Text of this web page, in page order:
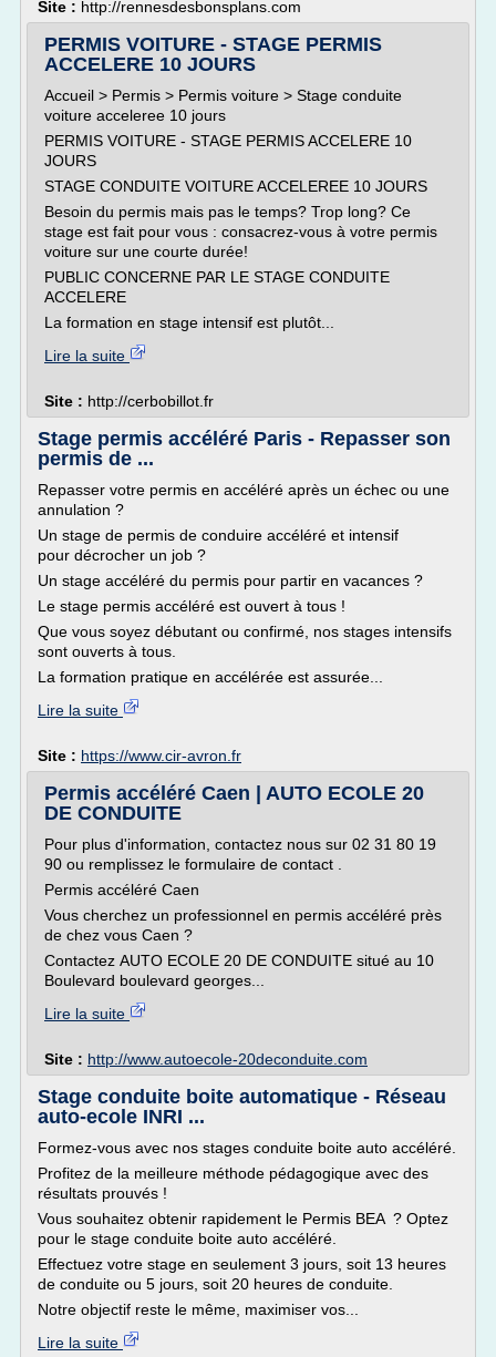
Site : http://rennesdesbonsplans.com
PERMIS VOITURE - STAGE PERMIS
ACCELERE 10 JOURS
Accueil > Permis > Permis voiture > Stage conduite
voiture acceleree 10 jours
PERMIS VOITURE - STAGE PERMIS ACCELERE 10
JOURS
STAGE CONDUITE VOITURE ACCELEREE 10 JOURS
Besoin du permis mais pas le temps? Trop long? Ce
stage est fait pour vous : consacrez-vous à votre permis
voiture sur une courte durée!
PUBLIC CONCERNE PAR LE STAGE CONDUITE
ACCELERE
La formation en stage intensif est plutôt...
Lire la suite
Site : http://cerbobillot.fr
Stage permis accéléré Paris - Repasser son
permis de ...
Repasser votre permis en accéléré après un échec ou une
annulation ?
Un stage de permis de conduire accéléré et intensif
pour décrocher un job ?
Un stage accéléré du permis pour partir en vacances ?
Le stage permis accéléré est ouvert à tous !
Que vous soyez débutant ou confirmé, nos stages intensifs
sont ouverts à tous.
La formation pratique en accélérée est assurée...
Lire la suite
Site : https://www.cir-avron.fr
Permis accéléré Caen | AUTO ECOLE 20
DE CONDUITE
Pour plus d'information, contactez nous sur 02 31 80 19
90 ou remplissez le formulaire de contact .
Permis accéléré Caen
Vous cherchez un professionnel en permis accéléré près
de chez vous Caen ?
Contactez AUTO ECOLE 20 DE CONDUITE situé au 10
Boulevard boulevard georges...
Lire la suite
Site : http://www.autoecole-20deconduite.com
Stage conduite boite automatique - Réseau
auto-ecole INRI ...
Formez-vous avec nos stages conduite boite auto accéléré.
Profitez de la meilleure méthode pédagogique avec des
résultats prouvés !
Vous souhaitez obtenir rapidement le Permis BEA ? Optez
pour le stage conduite boite auto accéléré.
Effectuez votre stage en seulement 3 jours, soit 13 heures
de conduite ou 5 jours, soit 20 heures de conduite.
Notre objectif reste le même, maximiser vos...
Lire la suite